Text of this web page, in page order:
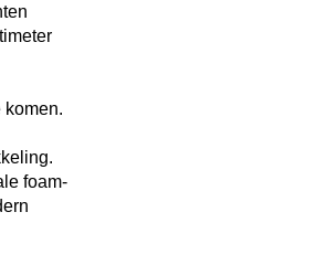
komen.
foam-